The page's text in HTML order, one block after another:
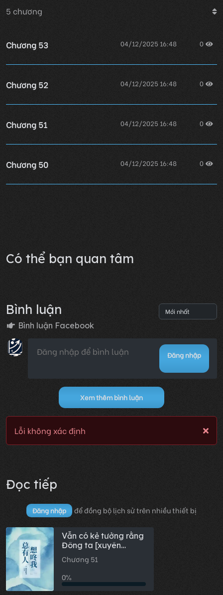
5 chương
Chương 53 04/12/2025 16:48 0
Chương 52 04/12/2025 16:48 0
Chương 51 04/12/2025 16:48 0
Chương 50 04/12/2025 16:48 0
Có thể bạn quan tâm
Bình luận
Bình luận Facebook
Đăng nhập
Xem thêm bình luận
Lỗi không xác định
Đọc tiếp
Đăng nhập để đồng bộ lịch sử trên nhiều thiết bị
Vẫn có kẻ tưởng rằng
Đông ta [xuyên
nhanh]
Chương 51
0%